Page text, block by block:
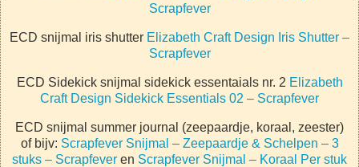
Scrapfever
ECD snijmal iris shutter Elizabeth Craft Design Iris Shutter –
Scrapfever
ECD Sidekick snijmal sidekick essentaials nr. 2 Elizabeth
Craft Design Sidekick Essentials 02 – Scrapfever
ECD snijmal summer journal (zeepaardje, koraal, zeester)
of bijv: Scrapfever Snijmal – Zeepaardje & Schelpen – 3
stuks – Scrapfever en Scrapfever Snijmal – Koraal Per stuk